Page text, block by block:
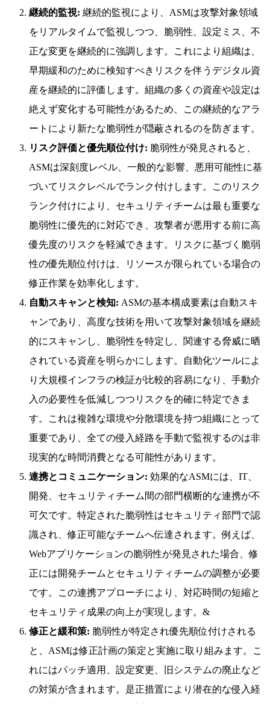
継続的監視: 継続的監視により、ASMは攻撃対象領域
をリアルタイムで監視しつつ、脆弱性、設定ミス、不
正な変更を継続的に強調します。これにより組織は、
早期緩和のために検知すべきリスクを伴うデジタル資
産を継続的に評価します。組織の多くの資産や設定は
絶えず変化する可能性があるため、この継続的なアラ
ートにより新たな脆弱性が隠蔽されるのを防ぎます。
リスク評価と優先順位付け: 脆弱性が発見されると、
ASMは深刻度レベル、一般的な影響、悪用可能性に基
づいてリスクレベルでランク付けします。このリスク
ランク付けにより、セキュリティチームは最も重要な
脆弱性に優先的に対応でき、攻撃者が悪用する前に高
優先度のリスクを軽減できます。リスクに基づく脆弱
性の優先順位付けは、リソースが限られている場合の
修正作業を効率化します。
自動スキャンと検知: ASMの基本構成要素は自動スキ
ャンであり、高度な技術を用いて攻撃対象領域を継続
的にスキャンし、脆弱性を特定し、関連する脅威に晒
されている資産を明らかにします。自動化ツールによ
り大規模インフラの検証が比較的容易になり、手動介
入の必要性を低減しつつリスクを的確に特定できま
す。これは複雑な環境や分散環境を持つ組織にとって
重要であり、全ての侵入経路を手動で監視するのは非
現実的な時間消費となる可能性があります。
連携とコミュニケーション: 効果的なASMには、IT、
開発、セキュリティチーム間の部門横断的な連携が不
可欠です。特定された脆弱性はセキュリティ部門で認
識され、修正可能なチームへ伝達されます。例えば、
Webアプリケーションの脆弱性が発見された場合、修
正には開発チームとセキュリティチームの調整が必要
です。この連携アプローチにより、対応時間の短縮と
セキュリティ成果の向上が実現します。&
修正と緩和策: 脆弱性が特定され優先順位付けされる
と、ASMは修正計画の策定と実施に取り組みます。こ
れにはパッチ適用、設定変更、旧システムの廃止など
の対策が含まれます。是正措置により潜在的な侵入経